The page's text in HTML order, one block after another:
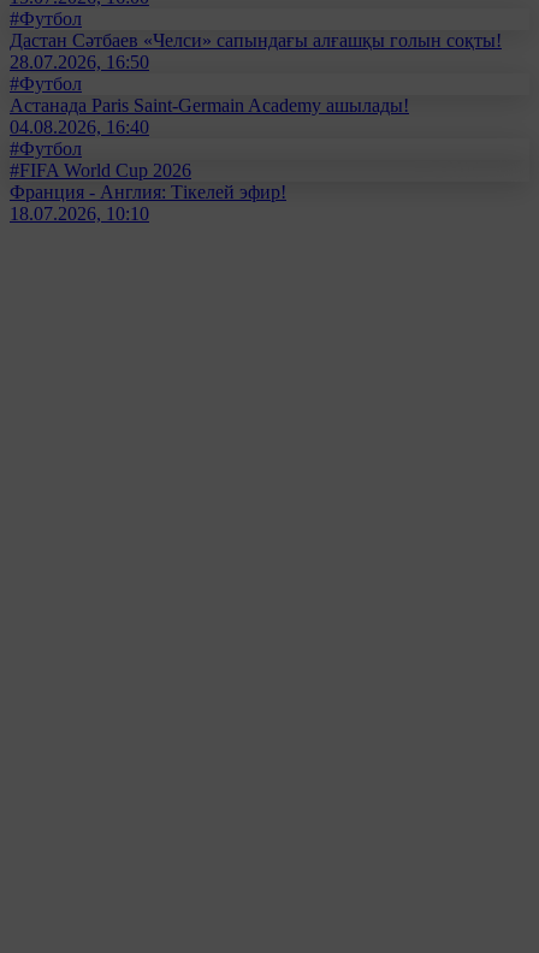
#Футбол
Дастан Сәтбаев «Челси» сапындағы алғашқы голын соқты!
28.07.2026, 16:50
#Футбол
Астанада Paris Saint-Germain Academy ашылады!
04.08.2026, 16:40
#Футбол
#FIFA World Cup 2026
Франция - Англия: Тікелей эфир!
18.07.2026, 10:10